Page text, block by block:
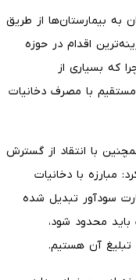
به بیمارستان‌ها از طریق
اقدام در حوزه
که بسیاری از
با مصرف دخانیات
با انتقاد از گسترش
مبارزه با دخانیات
سودآور تبدیل شده
محدود شود،
آن هستیم.